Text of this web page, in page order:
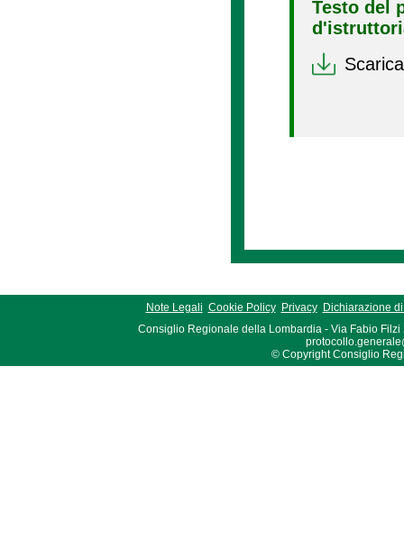
Testo del
Note Legali Cookie Policy Privacy
Dichiarazione
Consiglio Regionale della Lombardia - Via Fabio Filzi
© Copyright Consiglio